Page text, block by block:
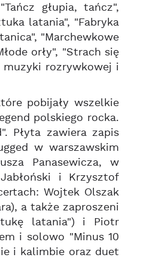
głupia, tańcz",
latania", "Fabryka
"Marchewkowe
orły", "Strach się
muzyki rozrywkowej i
pobijały wszelkie
polskiego rocka.
Płyta zawiera zapis
w warszawskim
Panasewicza, w
i Krzysztof
Wojtek Olszak
a także zaproszeni
latania") i Piotr
i solowo "Minus 10
i kalimbie oraz duet